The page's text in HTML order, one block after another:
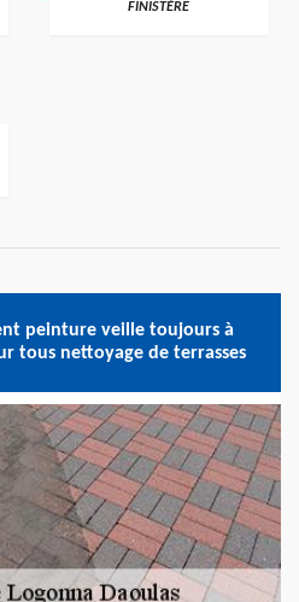
FINISTÈRE
peinture veille toujours à
tous nettoyage de terrasses